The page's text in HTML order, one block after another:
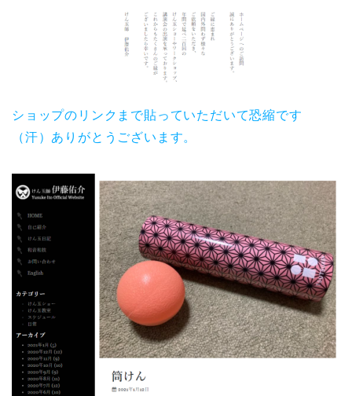
ショップのリンクまで貼っていただいて恐縮です
（汗）ありがとうございます。